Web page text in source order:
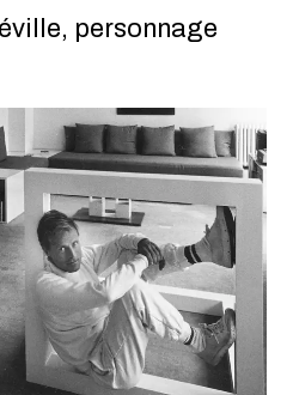
personnage